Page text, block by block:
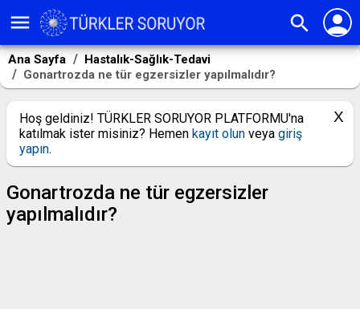
menu search person
Ana Sayfa
Hastalık-Sağlık-Tedavi
Gonartrozda ne tür egzersizler yapılmalıdır?
Hoş geldiniz! TÜRKLER SORUYOR PLATFORMU'na
katılmak ister misiniz? Hemen kayıt olun veya giriş
yapın.
Gonartrozda ne tür egzersizler
yapılmalıdır?